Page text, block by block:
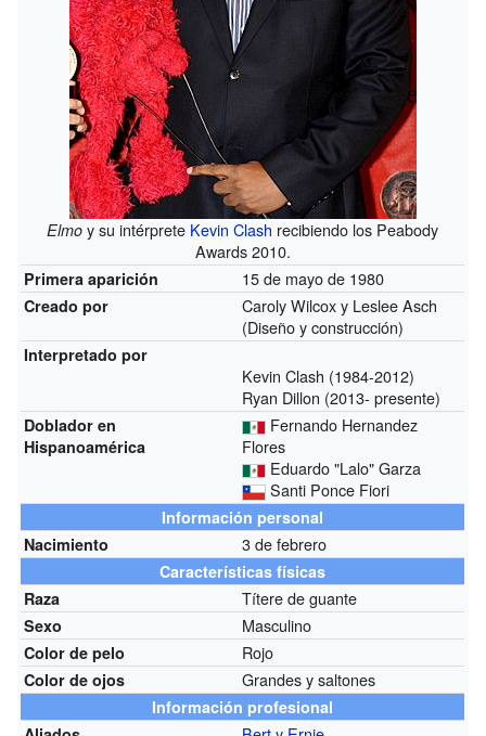
Elmo y su intérprete Kevin Clash recibiendo los Peabody
Awards 2010.
Primera aparición 15 de mayo de 1980
Creado por
Caroly Wilcox y Leslee Asch
(Diseño y construcción)
Interpretado por
Kevin Clash (1984-2012)
Ryan Dillon (2013- presente)
Doblador en
Hispanoamérica
Fernando Hernandez
Flores
Eduardo "Lalo" Garza
Santi Ponce Fiori
Información personal
Nacimiento
3 de febrero
Características físicas
Raza
Títere de guante
Sexo Masculino
Color de pelo Rojo
Color de ojos Grandes y saltones
Información profesional